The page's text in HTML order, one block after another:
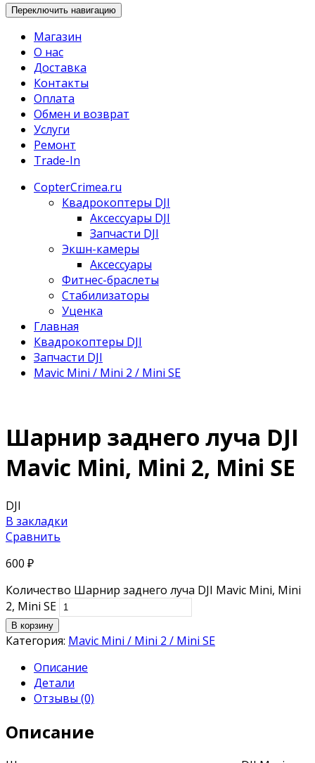
Переключить навигацию
Магазин
О нас
Доставка
Контакты
Оплата
Обмен и возврат
Услуги
Ремонт
Trade-In
CopterCrimea.ru
Квадрокоптеры DJI
Аксессуары DJI
Запчасти DJI
Экшн-камеры
Аксессуары
Фитнес-браслеты
Стабилизаторы
Уценка
Главная
Квадрокоптеры DJI
Запчасти DJI
Mavic Mini / Mini 2 / Mini SE
Шарнир заднего луча DJI
Mavic Mini, Mini 2, Mini SE
DJI
В закладки
Сравнить
600 ₽
Количество Шарнир заднего луча DJI Mavic Mini, Mini
2, Mini SE
В корзину
Категория: Mavic Mini / Mini 2 / Mini SE
Описание
Детали
Отзывы (0)
Описание